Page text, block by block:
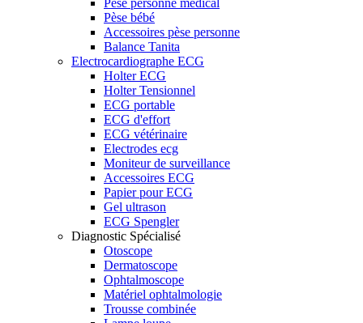
Pèse personne médical
Pèse bébé
Accessoires pèse personne
Balance Tanita
Electrocardiographe ECG
Holter ECG
Holter Tensionnel
ECG portable
ECG d'effort
ECG vétérinaire
Electrodes ecg
Moniteur de surveillance
Accessoires ECG
Papier pour ECG
Gel ultrason
ECG Spengler
Diagnostic Spécialisé
Otoscope
Dermatoscope
Ophtalmoscope
Matériel ophtalmologie
Trousse combinée